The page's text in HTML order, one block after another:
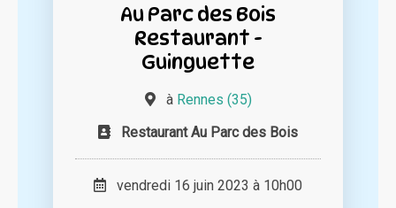
Au Parc des Bois
Restaurant -
Guinguette
à Rennes (35)
Restaurant Au Parc des Bois
vendredi 16 juin 2023 à 10h00